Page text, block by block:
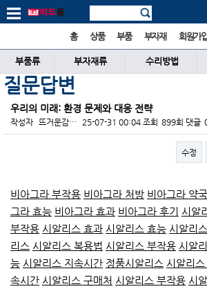
홈 상품 부품 부자재 회원가
부품류 부자재류 수리방법
질문답변
우리의 미래: 환경 문제와 대응 전략
작성자 뜨거운감… 25-07-31 00:04 조회 899회 댓글
수정
비아그라 부작용 비아그라 처방 비아그라 약국
그라 효능 비아그라 효과 비아그라 후기 시알
부작용 시알리스 효과 시알리스 효능 시알리
리스 시알리스 복용법 시알리스 부작용 시알
능 시알리스 지속시간 정품시알리스 시알리스
속시간 시알리스 구매처 시알리스 부작용 시